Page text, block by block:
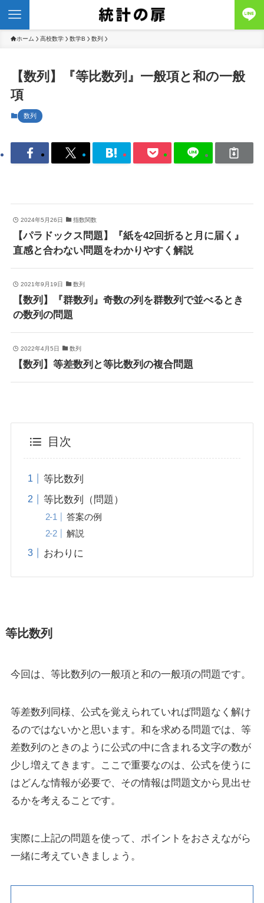
ホーム 高校数学 数学B 数列
【数列】『等比数列』一般項と和の一般
項
数列
2024年5月26日 指数関数
【パラドックス問題】『紙を42回折ると月に届く』
直感と合わない問題をわかりやすく解説
2021年9月19日 数列
【数列】『群数列』奇数の列を群数列で並べるとき
の数列の問題
2022年4月5日 数列
【数列】等差数列と等比数列の複合問題
目次
等比数列
等比数列（問題）
答案の例
解説
おわりに
等比数列
今回は、等比数列の一般項と和の一般項の問題です。
等差数列同様、公式を覚えられていれば問題なく解け
るのではないかと思います。和を求める問題では、等
差数列のときのように公式の中に含まれる文字の数が
少し増えてきます。ここで重要なのは、公式を使うに
はどんな情報が必要で、その情報は問題文から見出せ
るかを考えることです。
実際に上記の問題を使って、ポイントをおさえながら
一緒に考えていきましょう。